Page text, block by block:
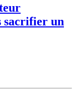
sacrifier un